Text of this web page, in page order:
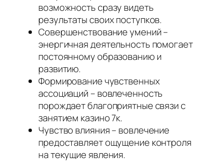
возможность сразу видеть
результаты своих поступков.
Совершенствование умений –
энергичная деятельность помогает
постоянному образованию и
развитию.
Формирование чувственных
ассоциаций – вовлеченность
порождает благоприятные связи с
занятием казино 7к.
Чувство влияния – вовлечение
предоставляет ощущение контроля
на текущие явления.